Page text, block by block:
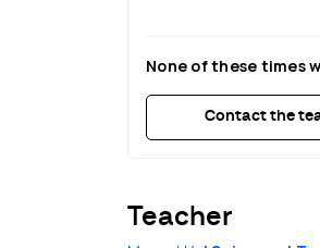
None of these times
Contact the
Teacher